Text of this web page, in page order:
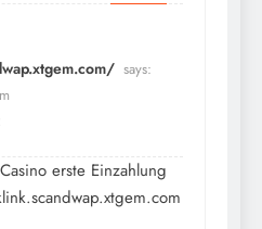
says:
erste Einzahlung